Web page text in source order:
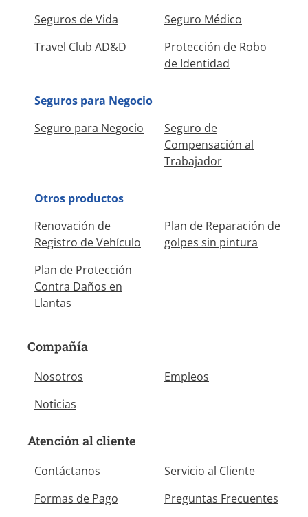
Seguros de Vida
Seguro Médico
Travel Club AD&D
Protección de Robo
de Identidad
Seguros para Negocio
Seguro para Negocio
Seguro de
Compensación al
Trabajador
Otros productos
Renovación de
Registro de Vehículo
Plan de Reparación de
golpes sin pintura
Plan de Protección
Contra Daños en
Llantas
Compañía
Nosotros
Empleos
Noticias
Atención al cliente
Contáctanos
Servicio al Cliente
Formas de Pago
Preguntas Frecuentes